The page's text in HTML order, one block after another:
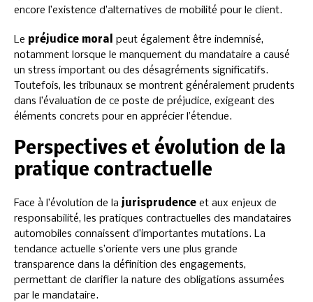
encore l’existence d’alternatives de mobilité pour le client.
Le préjudice moral
peut également être indemnisé,
notamment lorsque le manquement du mandataire a causé
un stress important ou des désagréments significatifs.
Toutefois, les tribunaux se montrent généralement prudents
dans l’évaluation de ce poste de préjudice, exigeant des
éléments concrets pour en apprécier l’étendue.
Perspectives et évolution de la
pratique contractuelle
Face à l’évolution de la jurisprudence et aux enjeux de
responsabilité, les pratiques contractuelles des mandataires
automobiles connaissent d’importantes mutations. La
tendance actuelle s’oriente vers une plus grande
transparence dans la définition des engagements,
permettant de clarifier la nature des obligations assumées
par le mandataire.